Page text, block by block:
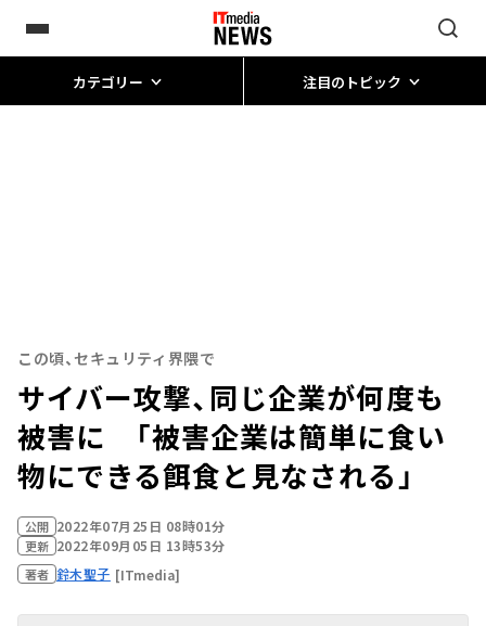
カテゴリー 注目のトピック
この頃、セキュリティ界隈で
サイバー攻撃、同じ企業が何度も
被害に 「被害企業は簡単に食い
物にできる餌食と見なされる」
公開 2022年07月25日 08時01分
更新 2022年09月05日 13時53分
著者 鈴木聖子 [ITmedia]